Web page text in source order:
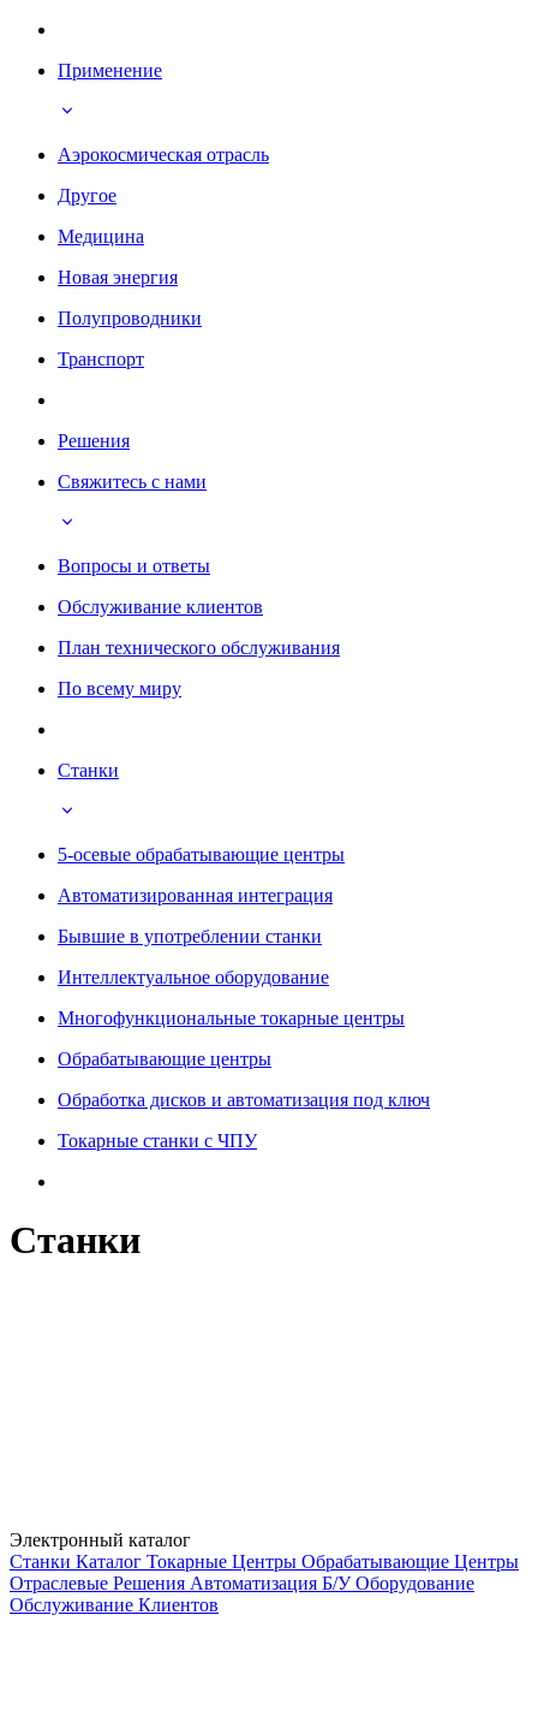
Применение
Аэрокосмическая отрасль
Другое
Медицина
Новая энергия
Полупроводники
Транспорт
Решения
Свяжитесь с нами
Вопросы и ответы
Обслуживание клиентов
План технического обслуживания
По всему миру
Станки
5-осевые обрабатывающие центры
Автоматизированная интеграция
Бывшие в употреблении станки
Интеллектуальное оборудование
Многофункциональные токарные центры
Обрабатывающие центры
Обработка дисков и автоматизация под ключ
Токарные станки с ЧПУ
Станки
Электронный каталог
Станки Каталог Токарные Центры Обрабатывающие Центры
Отраслевые Решения Автоматизация Б/У Оборудование
Обслуживание Клиентов